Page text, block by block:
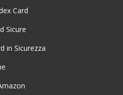
Card
Sicure
in Sicurezza